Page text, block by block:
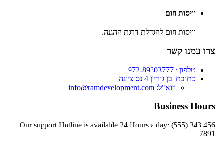
וויסות חום
וויסות חום להגדלת דרגת ההגנה.
צרו עמנו קשר
טלפון : 972-89303777+
כתובת: בן גוריון 4 נס ציונה
דוא"ל: info@ramdevelopment.com
Business Hours
Our support Hotline is available 24 Hours a day: (555) 343 456
7891